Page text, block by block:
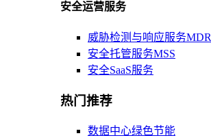
安全运营服务
威胁检测与响应服务MDR
安全托管服务MSS
安全SaaS服务
热门推荐
数据中心绿色节能